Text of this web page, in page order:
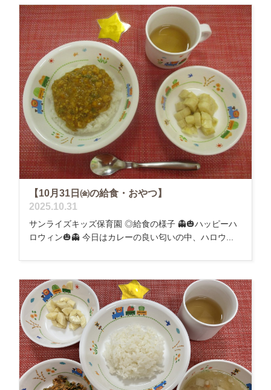
【10月31日㈮の給食・おやつ】
2025.10.31
サンライズキッズ保育園 ◎給食の様子 👻🎃ハッピーハ
ロウィン🎃👻 今日はカレーの良い匂いの中、ハロウ...